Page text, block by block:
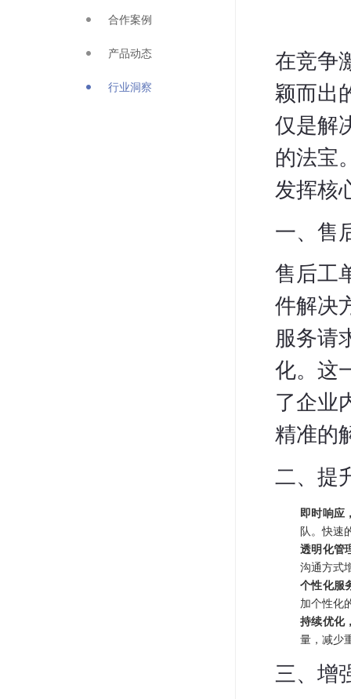
合作案例
产品动态
行业洞察
在竞争
颖而出
仅是解
的法宝
发挥核
一、售
售后工
件解决
服务请
化。这
了企业
精准的
二、提
即时响应
队。快速
透明化管
沟通方式
个性化服
加个性化
持续优化
量，减少
三、增